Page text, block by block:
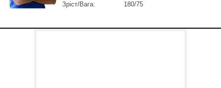
Зріст/Вага:
180/75